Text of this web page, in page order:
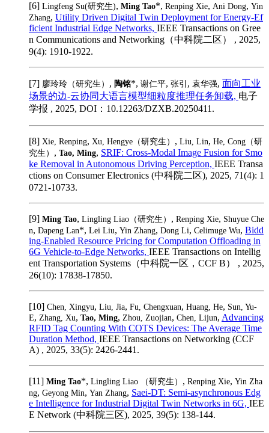
[6] Lingfeng Su(研究生), Ming Tao*, Renping Xie, Ani Dong, Yin
Zhang, Utility Driven Digital Twin Deployment for Energy-Ef
ficient Industrial Edge Networks, IEEE Transactions on Gree
n Communications and Networking（中科院二区） , 2025,
9(4): 1910-1922.
[7] 廖玲玲（研究生） , 陶铭*, 谢仁平, 张引 , 袁华强, 面向工业
场景的边-云协同大语言模型细粒度推理任务卸载, 电子
学报 , 2025, DOI：10.12263/DZXB.20250411.
[8] Xie, Renping, Xu, Hengye（研究生） , Liu, Lin, He, Cong（研
究生） , Tao, Ming, SRIF: Cross-Modal Image Fusion for Smo
ke Removal in Autonomous Driving Perception, IEEE Transa
ctions on Consumer Electronics (中科院二区), 2025, 71(4): 1
0721-10733.
[9] Ming Tao, Lingling Liao（研究生） , Renping Xie, Shuyue Che
n, Dapeng Lan*, Lei Liu, Yin Zhang, Dong Li, Celimuge Wu, Bidd
ing-Enabled Resource Pricing for Computation Offloading in
6G Vehicle-to-Edge Networks, IEEE Transactions on Intellig
ent Transportation Systems（中科院一区，CCF B） , 2025,
26(10): 17838-17850.
[10] Chen, Xingyu, Liu, Jia, Fu, Chengxuan, Huang, He, Sun, Yu-
E, Zhang, Xu, Tao, Ming, Zhou, Zuojian, Chen, Lijun, Advancing
RFID Tag Counting With COTS Devices: The Average Time
Duration Method, IEEE Transactions on Networking (CCF
A) , 2025, 33(5): 2426-2441.
[11] Ming Tao*, Lingling Liao （研究生） , Renping Xie, Yin Zha
ng, Geyong Min, Yan Zhang, Saei-DT: Semi-asynchronous Edg
e Intelligence for Industrial Digital Twin Networks in 6G, IEE
E Network (中科院三区), 2025, 39(5): 138-144.